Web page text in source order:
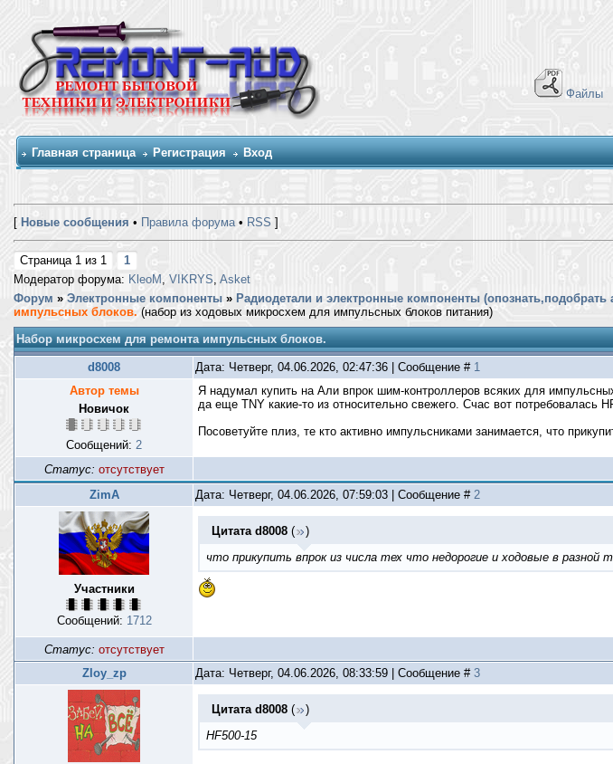
Файлы
Главная страница Регистрация Вход
[ Новые сообщения • Правила форума• RSS ]
Страница 1 из 1
1
Модератор форума: KleoM , VIKRYS, Asket
Форум » Электронные компоненты » Радиодетали и электронные компоненты (опознать,подобрать
импульсных блоков. (набор из ходовых микросхем для импульсных блоков питания)
Набор микросхем для ремонта импульсных блоков.
d8008 Дата: Четверг, 04.06.2026, 02:47:36 | Сообщение # 1
Автор темы
Новичок
Сообщений: 2
Я надумал купить на Али впрок шим-контроллеров всяких для
да еще TNY какие-то из относительно свежего. Счас вот потребовалась
Посоветуйте плиз, те кто активно импульсниками занимается, что
Статус: отсутствует
ZimA
Дата: Четверг, 04.06.2026, 07:59:03 | Сообщение # 2
Участники
Сообщений: 1712
Цитата d8008 (
)
что прикупить впрок из числа тех что недорогие и ходовые в разной
Статус: отсутствует
Zloy_zp
Дата: Четверг, 04.06.2026, 08:33:59 | Сообщение # 3
Цитата d8008 (
)
HF500-15